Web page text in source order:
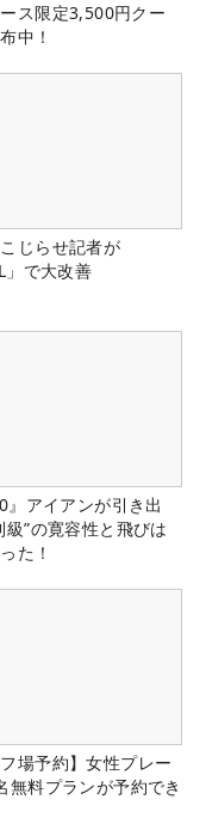
ス限定3,500円クー
中！
じらせ記者が
」で大改善
』アイアンが引き出
級”の寛容性と飛びは
た！
フ場予約】女性プレー
無料プランが予約でき